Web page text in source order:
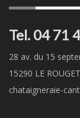
Tel. 04 71
28 av. du 15
15290 LE
chataigneraie-